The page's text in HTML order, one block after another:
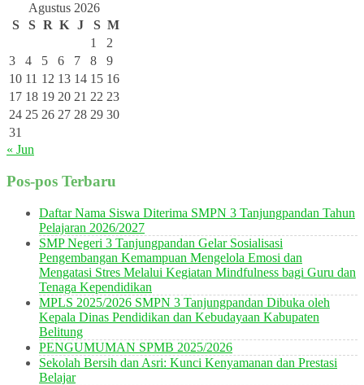
Agustus 2026
S
S R K J S M
1
2
3
4 5 6 7 8
9
10 11 12 13 14 15 16
17 18 19 20 21 22 23
24 25 26 27 28 29 30
31
« Jun
Pos-pos Terbaru
Daftar Nama Siswa Diterima SMPN 3 Tanjungpandan Tahun
Pelajaran 2026/2027
SMP Negeri 3 Tanjungpandan Gelar Sosialisasi
Pengembangan Kemampuan Mengelola Emosi dan
Mengatasi Stres Melalui Kegiatan Mindfulness bagi Guru dan
Tenaga Kependidikan
MPLS 2025/2026 SMPN 3 Tanjungpandan Dibuka oleh
Kepala Dinas Pendidikan dan Kebudayaan Kabupaten
Belitung
PENGUMUMAN SPMB 2025/2026
Sekolah Bersih dan Asri: Kunci Kenyamanan dan Prestasi
Belajar